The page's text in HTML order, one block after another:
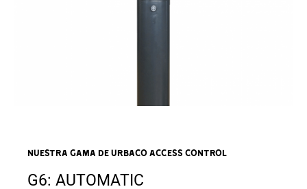
NUESTRA GAMA DE URBACO Access Control
G6: AUTOMATIC